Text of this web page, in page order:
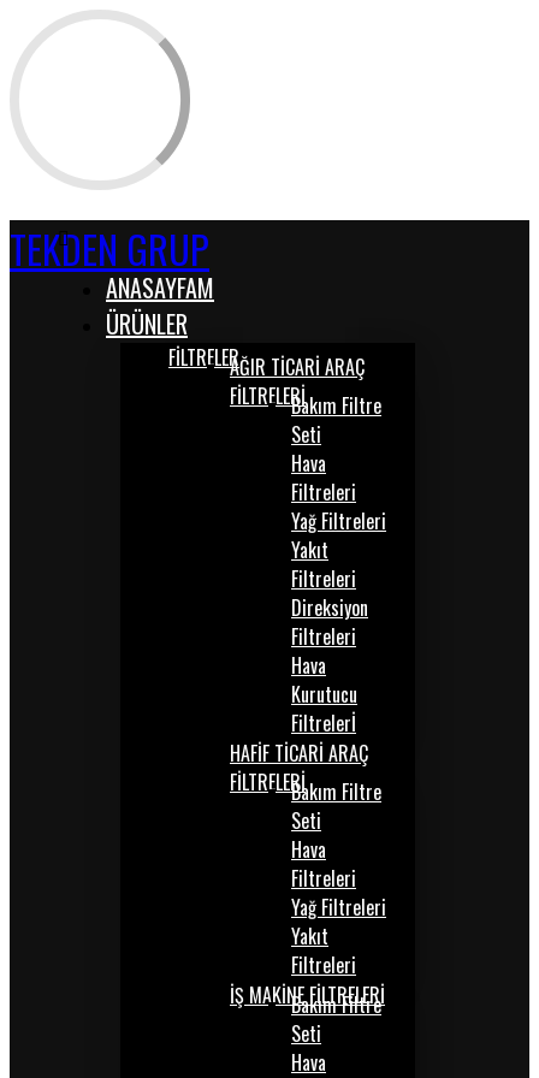
TEKDEN GRUP
ANASAYFAM
ÜRÜNLER
FİLTRELERAĞIR TİCARİ ARAÇ
FİLTRELERİBakım Filtre
Seti
Hava
Filtreleri
Yağ Filtreleri
Yakıt
Filtreleri
Direksiyon
Filtreleri
Hava
Kurutucu
Filtrelerİ
HAFİF TİCARİ ARAÇ
FİLTRELERİBakım Filtre
Seti
Hava
Filtreleri
Yağ Filtreleri
Yakıt
Filtreleri
İŞ MAKİNE FİLTRELERİ
Bakım Filtre
Seti
Hava